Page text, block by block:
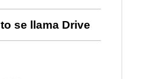
se llama Drive